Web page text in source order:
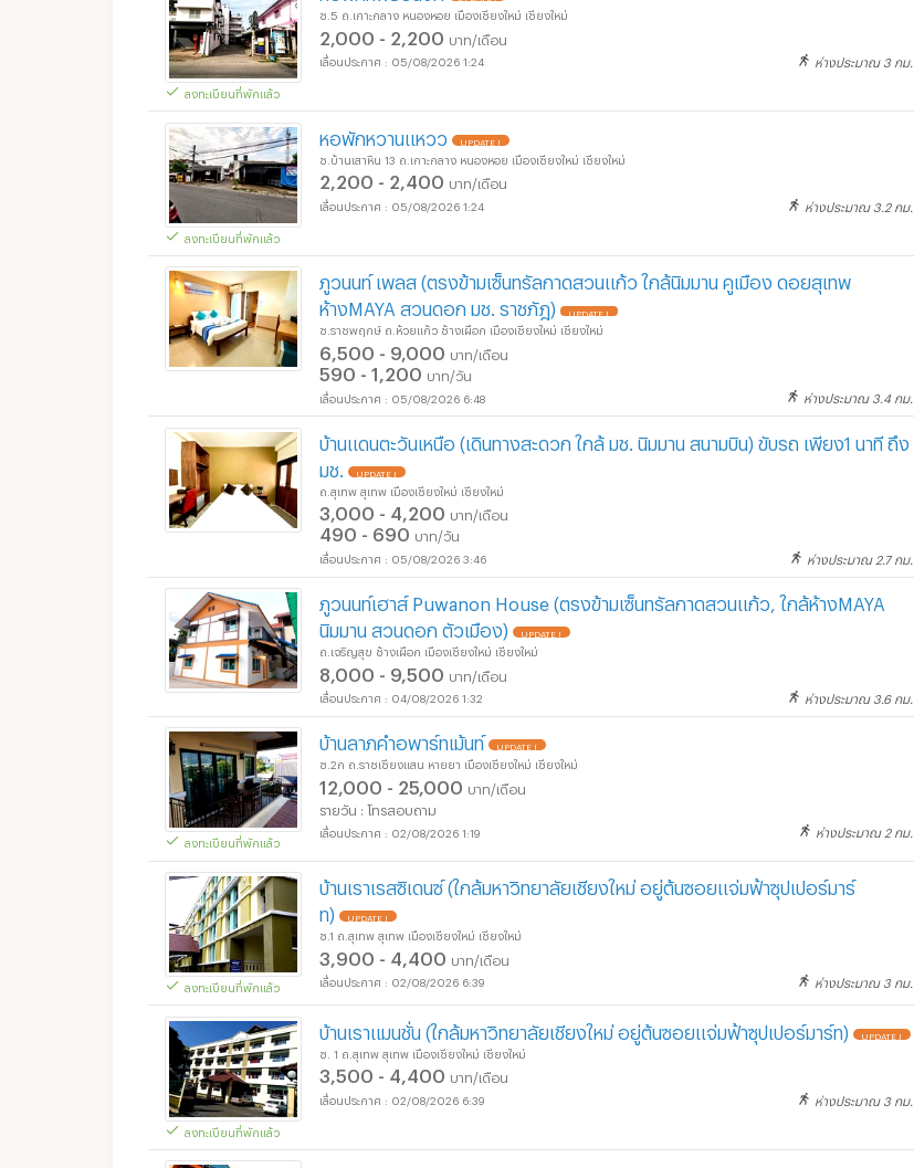
ลงทะเบียนที่พักแล้ว
ซ.5 ถ.เกาะกลาง หนองหอย เมืองเชียงใหม่ เชียงใหม่
2,000 - 2,200 บาท/เดือน
05/08/2026 1:24 ห่างประมาณ 3 กม.
ลงทะเบียนที่พักแล้ว
หอพักหวานแหวว UPDATE !
ซ.บ้านเสาหิน 13 ถ.เกาะกลาง หนองหอย เมืองเชียงใหม่ เชียงใหม่
2,200 - 2,400 บาท/เดือน
05/08/2026 1:24 ห่างประมาณ 3.2 กม.
ภูวนนท์ เพลส (ตรงข้ามเซ็นทรัลกาดสวนแก้ว ใกล้นิมมาน คูเมือง ดอยสุเทพ
ห้างMAYA สวนดอก มช. ราชภัฎ)
UPDATE !
ซ.ราชพฤกษ์ ถ.ห้วยแก้ว ช้างเผือก เมืองเชียงใหม่ เชียงใหม่
6,500 - 9,000 บาท/เดือน
590 - 1,200 บาท/วัน
05/08/2026 6:48 ห่างประมาณ 3.4 กม.
บ้านแดนตะวันเหนือ (เดินทางสะดวก ใกล้ มช. นิมมาน สนามบิน) ขับรถ เพียง1 นาที ถึง
มช.
UPDATE !
ถ.สุเทพ สุเทพ เมืองเชียงใหม่ เชียงใหม่
3,000 - 4,200 บาท/เดือน
490 - 690 บาท/วัน
05/08/2026 3:46 ห่างประมาณ 2.7 กม.
ภูวนนท์เฮาส์ Puwanon House (ตรงข้ามเซ็นทรัลกาดสวนแก้ว, ใกล้ห้างMAYA
นิมมาน สวนดอก ตัวเมือง)
UPDATE !
ถ.เจริญสุข ช้างเผือก เมืองเชียงใหม่ เชียงใหม่
8,000 - 9,500 บาท/เดือน
04/08/2026 1:32 ห่างประมาณ 3.6 กม.
ลงทะเบียนที่พักแล้ว
บ้านลาภคำอพาร์ทเม้นท์ UPDATE !
ซ.2ก ถ.ราชเชียงแสน หายยา เมืองเชียงใหม่ เชียงใหม่
12,000 - 25,000 บาท/เดือน
รายวัน : โทรสอบถาม
02/08/2026 1:19 ห่างประมาณ 2 กม.
ลงทะเบียนที่พักแล้ว
บ้านเราเรสซิเดนซ์ (ใกล้มหาวิทยาลัยเชียงใหม่ อยู่ต้นซอยแจ่มฟ้าซุปเปอร์มาร์
ท)
UPDATE !
ซ.1 ถ.สุเทพ สุเทพ เมืองเชียงใหม่ เชียงใหม่
3,900 - 4,400 บาท/เดือน
02/08/2026 6:39 ห่างประมาณ 3 กม.
ลงทะเบียนที่พักแล้ว
บ้านเราแมนชั่น (ใกล้มหาวิทยาลัยเชียงใหม่ อยู่ต้นซอยแจ่มฟ้าซุปเปอร์มาร์ท) UPDATE !
ซ. 1 ถ.สุเทพ สุเทพ เมืองเชียงใหม่ เชียงใหม่
3,500 - 4,400 บาท/เดือน
02/08/2026 6:39 ห่างประมาณ 3 กม.